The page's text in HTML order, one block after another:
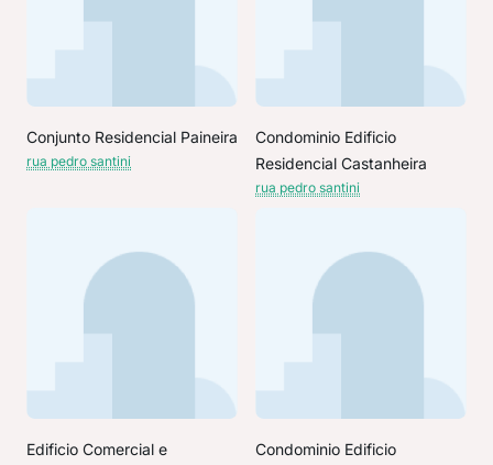
Conjunto Residencial Paineira
rua pedro santini
Condominio Edificio
Residencial Castanheira
rua pedro santini
Edificio Comercial e
Condominio Edificio